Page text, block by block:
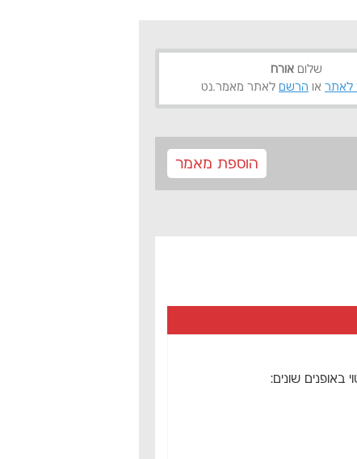
שלום אורח
לאתר או הרשם לאתר מאמר.נט
הוספת מאמר
באופנים שונים: